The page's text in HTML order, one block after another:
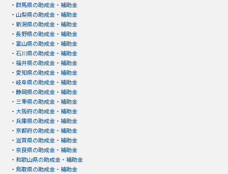
・ 群馬県の助成金・補助金
・ 山梨県の助成金・補助金
・ 新潟県の助成金・補助金
・ 長野県の助成金・補助金
・ 富山県の助成金・補助金
・ 石川県の助成金・補助金
・ 福井県の助成金・補助金
・ 愛知県の助成金・補助金
・ 岐阜県の助成金・補助金
・ 静岡県の助成金・補助金
・ 三重県の助成金・補助金
・ 大阪府の助成金・補助金
・ 兵庫県の助成金・補助金
・ 京都府の助成金・補助金
・ 滋賀県の助成金・補助金
・ 奈良県の助成金・補助金
・ 和歌山県の助成金・補助金
・ 鳥取県の助成金・補助金